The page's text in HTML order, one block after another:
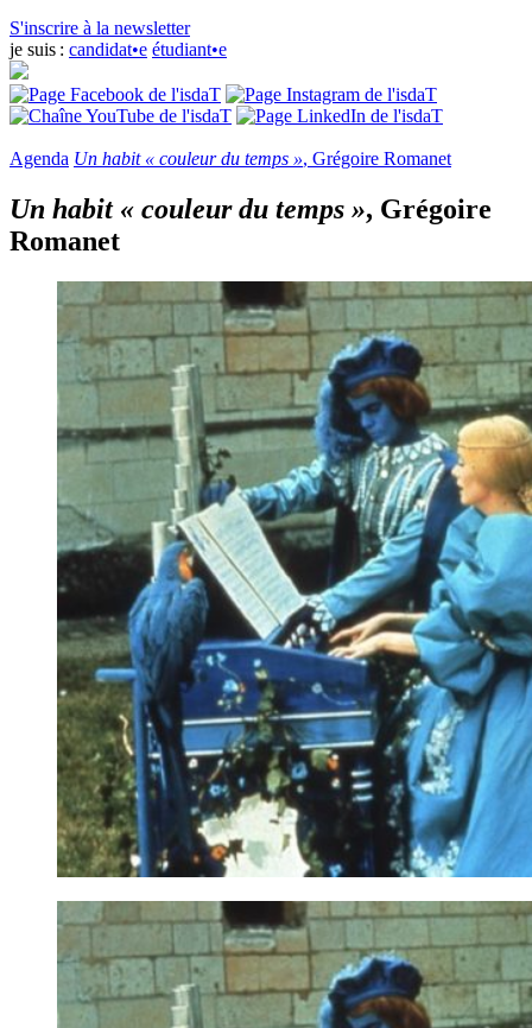
S'inscrire à la newsletter
je suis : candidat•e étudiant•e
Agenda Un habit « couleur du temps », Grégoire Romanet
Un habit « couleur du temps », Grégoire
Romanet